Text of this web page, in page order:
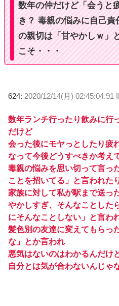
数年の仲だけど「会うと
き？ 毒親の悩みに自己
の親切は「甘やかしｗ」
こそ・・・
624: 2020/12/14(月) 02:45:04.91
数年ランチ行ったり飲みに行
だけど
会った後にモヤっとしたり疲
なって今後どうすべきか考え
毒親の悩みを思い切って言っ
ことを招いてる」と言われた
家族に対して私が駅まで送っ
やかしすぎ、そんなことした
にそんなことしない」と言わ
髪色別の友達に変えてもらっ
な」とか言われ
悪気はないのはわかるんだけ
自分とは気が合わないんじゃ